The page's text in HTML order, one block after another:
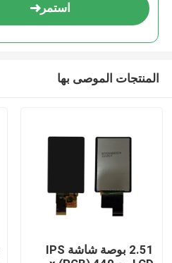
استمر
المنتجات الموصى بها
2.51 بوصة شاشة IPS